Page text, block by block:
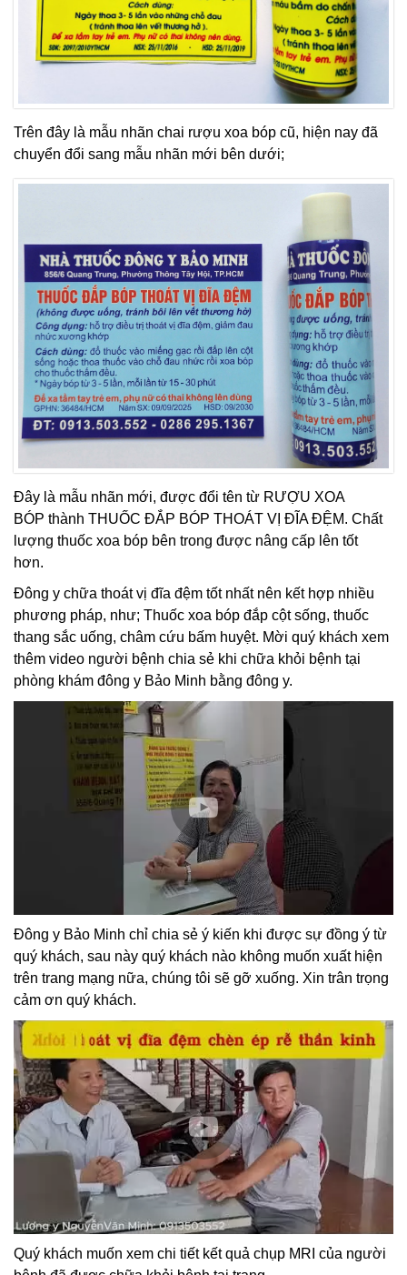
Trên đây là mẫu nhãn chai rượu xoa bóp cũ, hiện nay đã
chuyển đổi sang mẫu nhãn mới bên dưới;
Đây là mẫu nhãn mới, được đổi tên từ RƯỢU XOA
BÓP thành THUỐC ĐẮP BÓP THOÁT VỊ ĐĨA ĐỆM. Chất
lượng thuốc xoa bóp bên trong được nâng cấp lên tốt
hơn.
Đông y chữa thoát vị đĩa đệm tốt nhất nên kết hợp nhiều
phương pháp, như; Thuốc xoa bóp đắp cột sống, thuốc
thang sắc uống, châm cứu bấm huyệt. Mời quý khách xem
thêm video người bệnh chia sẻ khi chữa khỏi bệnh tại
phòng khám đông y Bảo Minh bằng đông y.
Đông y Bảo Minh chỉ chia sẻ ý kiến khi được sự đồng ý từ
quý khách, sau này quý khách nào không muốn xuất hiện
trên trang mạng nữa, chúng tôi sẽ gỡ xuống. Xin trân trọng
cảm ơn quý khách.
Quý khách muốn xem chi tiết kết quả chụp MRI của người